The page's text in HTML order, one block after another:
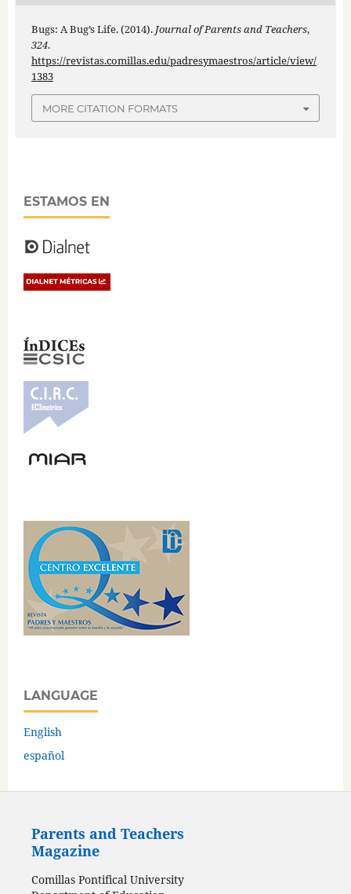
Bugs: A Bug’s Life. (2014). Journal of Parents and Teachers,
324.
https://revistas.comillas.edu/padresymaestros/article/view/
1383
MORE CITATION FORMATS
ESTAMOS EN
LANGUAGE
English
español
Parents and Teachers
Magazine
Comillas Pontifical University